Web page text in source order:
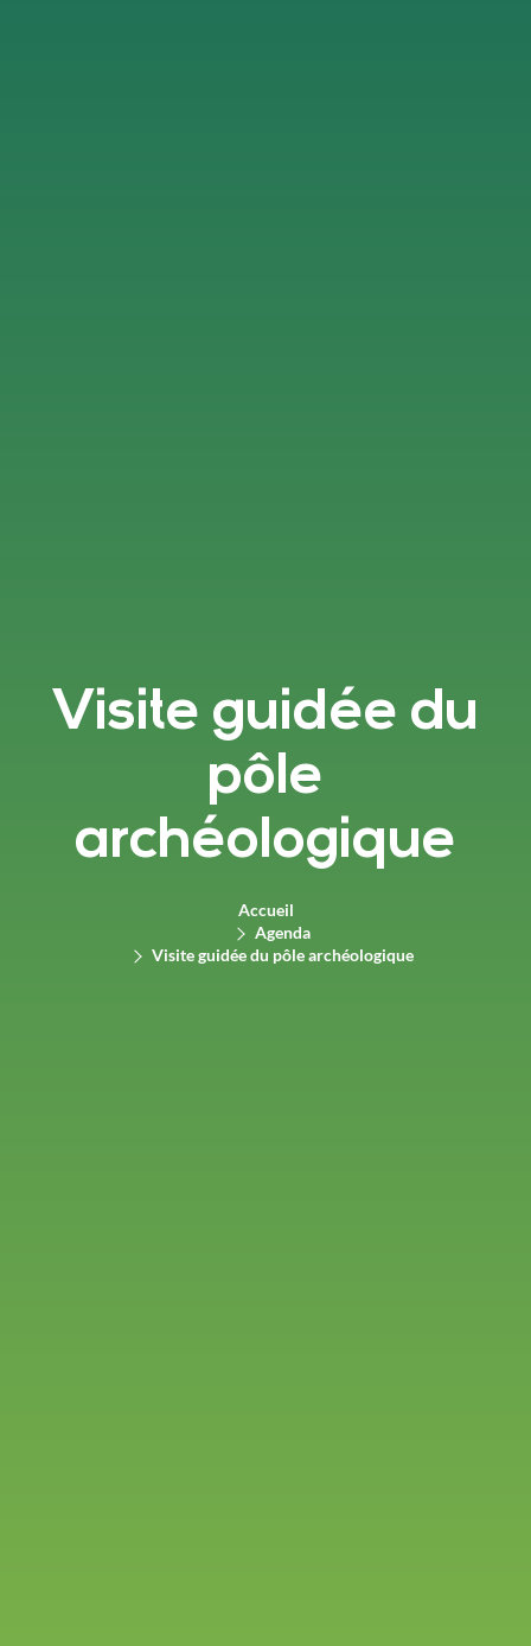
Visite guidée du
pôle
archéologique
Accueil
Agenda
Visite guidée du pôle archéologique